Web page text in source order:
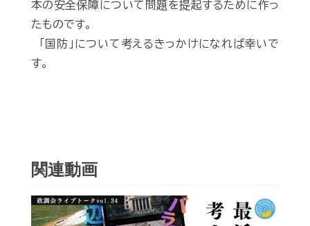
本の安全保障について問題を提起するために作っ
たものです。
「国防」について考えるきっかけになれば幸いで
す。
関連動画